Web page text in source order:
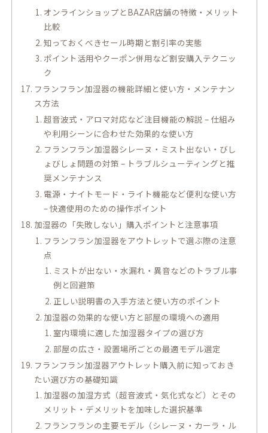
オンラインショップとBAZAR店舗の特徴・メリット
比較
知っておくべきセール時期と割引率の実態
ポイント活用やクーポン併用など割安購入テクニッ
ク
フランフラン加湿器の機能詳細と使い方・メンテナン
ス方法
超音波式・アロマ対応など注目機能の解説 – 仕組み
や利用シーンに合わせた効果的な使い方
フランフラン加湿器シレーヌ・ミスト出ない・びし
ょびしょ問題の対策 – トラブルシューティングと推
奨メンテナンス
電源・ナイトモード・ライト機能など便利な使い方
– 快適使用のための操作ポイント
加湿器の「失敗しない」購入ポイントと注意事項
フランフラン加湿器をアウトレットで選ぶ際の注意
点
ミストが出ない・水漏れ・異音などのトラブル事
例と回避策
正しい説明書の入手方法と使い方のポイント
加湿器の効果的な使い方と部屋の環境への適用
室内環境に適した加湿器タイプの選び方
部屋の広さ・設置場所ごとの最適モデル選定
フランフラン加湿器アウトレット購入前に知っておき
たい選び方の基礎知識
加湿器の加湿方式（超音波式・気化式など）とその
メリット・デメリットを加味した選択基準
フランフランの主要モデル（シレーヌ・カーラ・ル